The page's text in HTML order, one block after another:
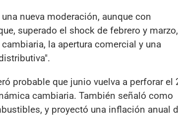
nueva moderación, aunque con
superado el shock de febrero y
la apertura comercial y una
probable que junio vuelva a perforar el
cambiaria. También señaló como
y proyectó una inflación anual